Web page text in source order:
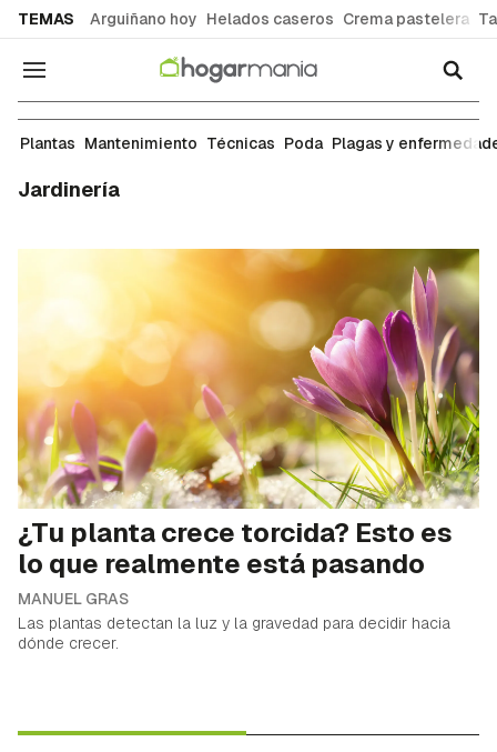
TEMAS Arguiñano hoy Helados caseros Crema pastelera
Navegación
Plantas Mantenimiento Técnicas Poda Plagas y
Jardinería
¿Tu planta crece torcida? Esto es
lo que realmente está pasando
MANUEL GRAS
Las plantas detectan la luz y la gravedad para decidir hacia
dónde crecer.